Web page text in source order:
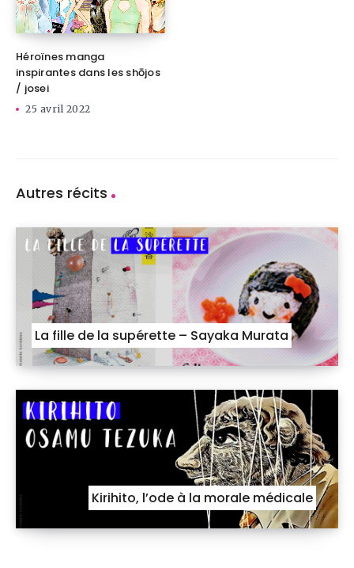
Héroïnes manga
inspirantes dans les shōjos
/ josei
25 avril 2022
Autres récits
La fille de la supérette – Sayaka Murata
Kirihito, l’ode à la morale médicale